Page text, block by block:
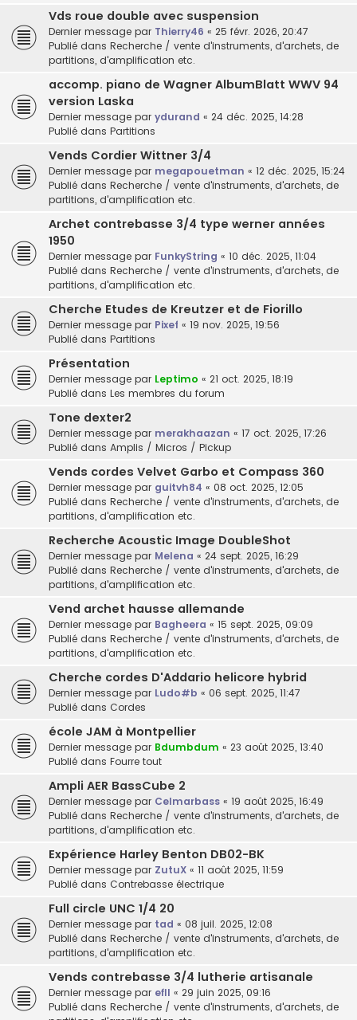
Vds roue double avec suspension
Dernier message par Thierry46 « 25 févr. 2026, 20:47
Publié dans Recherche / vente d'instruments, d'archets, de
partitions, d'amplification etc.
accomp. piano de Wagner AlbumBlatt WWV 94
version Laska
Dernier message par ydurand « 24 déc. 2025, 14:28
Publié dans Partitions
Vends Cordier Wittner 3/4
Dernier message par megapouetman « 12 déc. 2025, 15:24
Publié dans Recherche / vente d'instruments, d'archets, de
partitions, d'amplification etc.
Archet contrebasse 3/4 type werner années
1950
Dernier message par FunkyString « 10 déc. 2025, 11:04
Publié dans Recherche / vente d'instruments, d'archets, de
partitions, d'amplification etc.
Cherche Etudes de Kreutzer et de Fiorillo
Dernier message par Pixef « 19 nov. 2025, 19:56
Publié dans Partitions
Présentation
Dernier message par Leptimo « 21 oct. 2025, 18:19
Publié dans Les membres du forum
Tone dexter2
Dernier message par merakhaazan « 17 oct. 2025, 17:26
Publié dans Amplis / Micros / Pickup
Vends cordes Velvet Garbo et Compass 360
Dernier message par guitvh84 « 08 oct. 2025, 12:05
Publié dans Recherche / vente d'instruments, d'archets, de
partitions, d'amplification etc.
Recherche Acoustic Image DoubleShot
Dernier message par Melena « 24 sept. 2025, 16:29
Publié dans Recherche / vente d'instruments, d'archets, de
partitions, d'amplification etc.
Vend archet hausse allemande
Dernier message par Bagheera « 15 sept. 2025, 09:09
Publié dans Recherche / vente d'instruments, d'archets, de
partitions, d'amplification etc.
Cherche cordes D'Addario helicore hybrid
Dernier message par Ludo#b « 06 sept. 2025, 11:47
Publié dans Cordes
école JAM à Montpellier
Dernier message par Bdumbdum « 23 août 2025, 13:40
Publié dans Fourre tout
Ampli AER BassCube 2
Dernier message par Celmarbass « 19 août 2025, 16:49
Publié dans Recherche / vente d'instruments, d'archets, de
partitions, d'amplification etc.
Expérience Harley Benton DB02-BK
Dernier message par ZutuX « 11 août 2025, 11:59
Publié dans Contrebasse électrique
Full circle UNC 1/4 20
Dernier message par tad « 08 juil. 2025, 12:08
Publié dans Recherche / vente d'instruments, d'archets, de
partitions, d'amplification etc.
Vends contrebasse 3/4 lutherie artisanale
Dernier message par efll « 29 juin 2025, 09:16
Publié dans Recherche / vente d'instruments, d'archets, de